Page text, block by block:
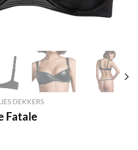
DEKKERS
Fatale